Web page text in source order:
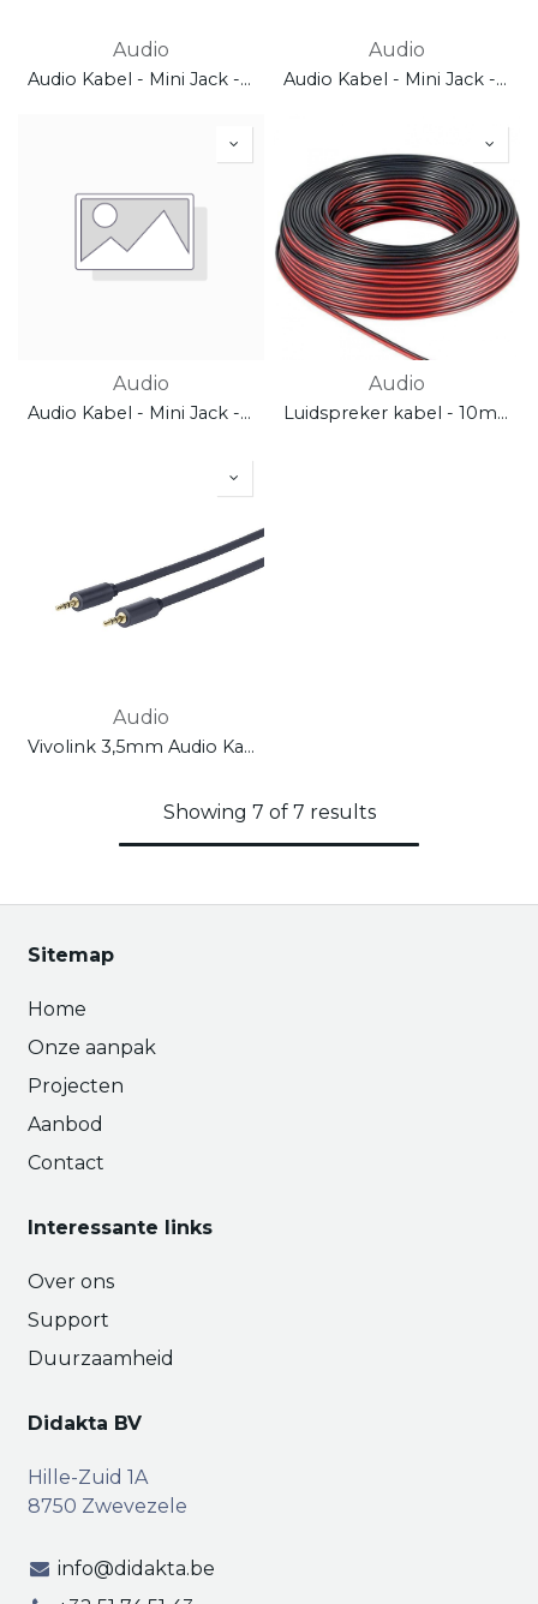
Audio
Audio Kabel - Mini Jack - 2m
Audio
Audio Kabel - Mini Jack - 10m
Audio
Audio Kabel - Mini Jack - 10m Extended
Audio
Luidspreker kabel - 10m op rol
Audio
Vivolink 3,5mm Audio Kabel mini jack 15m - Male naar Male - Zwart
Showing 7 of 7 results
Sitemap
Home
Onze aanpak
Projecten
Aanbod
Contact
Interessante links
Over ons
Support
Duurzaamheid
Didakta BV
Hille-Zuid 1A
8750 Zwevezele
info@didakta.be